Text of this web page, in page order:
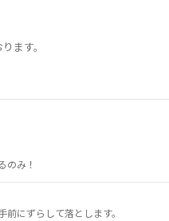
ます。
のみ！
にずらして落とします。